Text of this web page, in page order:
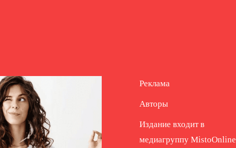
Реклама
Авторы
Издание входит в
медиагруппу MistoOnline